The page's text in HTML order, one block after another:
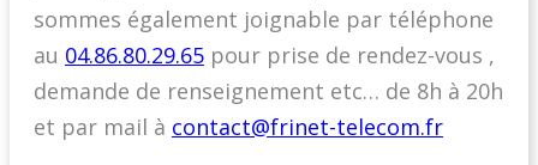
sommes également joignable par téléphone
au 04.86.80.29.65 pour prise de rendez-vous ,
demande de renseignement etc… de 8h à 20h
et par mail à contact@frinet-telecom.fr